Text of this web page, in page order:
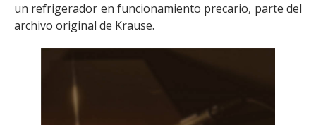
un refrigerador en funcionamiento precario, parte del
archivo original de Krause.